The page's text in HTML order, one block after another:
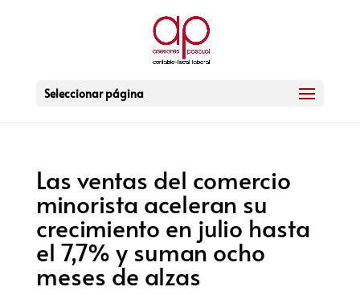
Seleccionar página
Las ventas del comercio
minorista aceleran su
crecimiento en julio hasta
el 7,7% y suman ocho
meses de alzas